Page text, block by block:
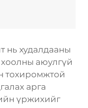
нь худалдааны
аюулгүй
тохиромжтой
арга
үржихийг